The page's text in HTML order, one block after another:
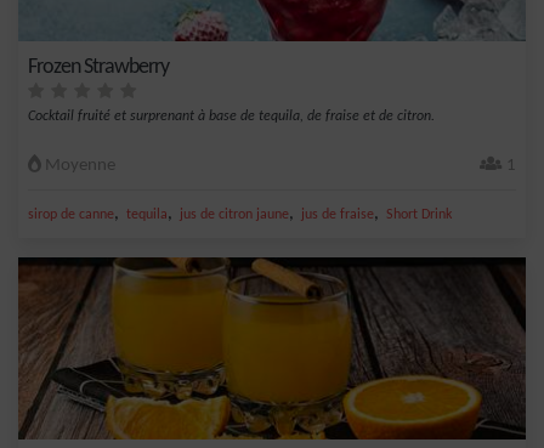
Frozen Strawberry
Cocktail fruité et surprenant à base de tequila, de fraise et de citron.
Moyenne 1
sirop de canne, tequila, jus de citron jaune, jus de fraise, Short Drink